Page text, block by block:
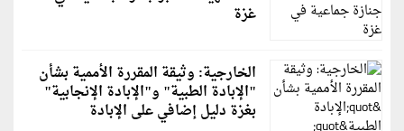
غزة
الخارجية: وثيقة المقررة الأممية بشأن
"الإبادة الطبية" و"الإبادة الإنجابية"
بغزة دليل إضافي على الإبادة